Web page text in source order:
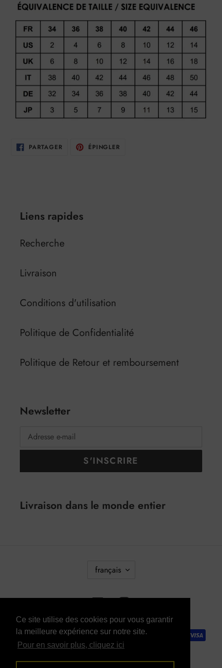
Ce site utilise des cookies pour vous garantir
la meilleure expérience sur notre site.
Pour en savoir plus, cliquez ici
PARTAGERPARTAGER
SUR ÉPINGLER
Liens rapides
Recherche
Livraison
Conditions d'utilisation
Politique de Confidentialité
Politique de Retour et remboursement
Newsletter
S'INSCRIRE
Livraison dans le monde entier
N
U
E
français
FacebookInstagram
Moyens
de
paiement